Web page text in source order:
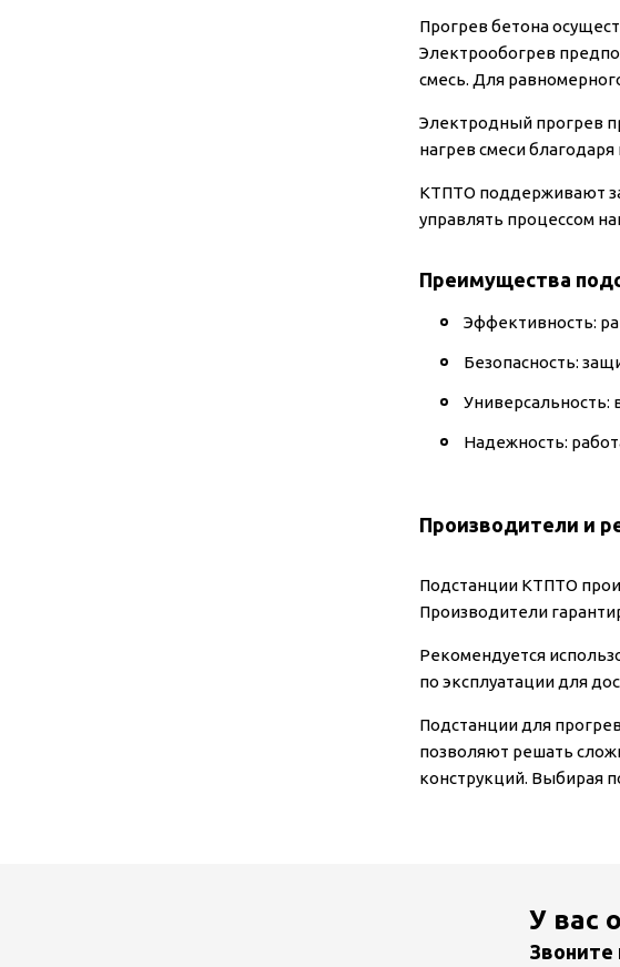
Прогрев бетона
Электрообогрев
смесь. Для
Электродный прогрев
нагрев смеси
КТПТО поддерживают
управлять процессом
Преимущества
Эффективность:
Безопасность:
Универсальность:
Надежность:
Производители и
Подстанции КТПТО
Производители
Рекомендуется
по эксплуатации для
Подстанции для
позволяют решать
конструкций. Выбирая
У вас
Звоните